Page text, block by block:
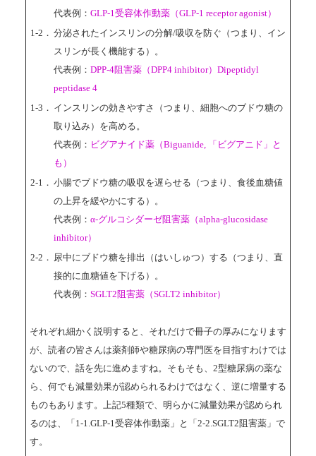
代表例： GLP-1受容体作動薬（GLP-1 receptor agonist）
1-2． 分泌されたインスリンの分解/吸収を防ぐ（つまり、イン
スリンが長く機能する）。
代表例： DPP-4阻害薬（DPP4 inhibitor）Dipeptidyl
peptidase 4
1-3． インスリンの効きやすさ（つまり、細胞へのブドウ糖の
取り込み）を高める。
代表例： ビグアナイド薬（Biguanide, 「ビグアニド」と
も）
2-1． 小腸でブドウ糖の吸収を遅らせる（つまり、食後血糖値
の上昇を緩やかにする）。
代表例： α-グルコシダーゼ阻害薬（alpha-glucosidase
inhibitor）
2-2． 尿中にブドウ糖を排出（はいしゅつ）する（つまり、直
接的に血糖値を下げる）。
代表例： SGLT2阻害薬（SGLT2 inhibitor）
それぞれ細かく説明すると、それだけで冊子の厚みになります
が、読者の皆さんは薬剤師や糖尿病の専門医を目指すわけでは
ないので、話を先に進めますね。そもそも、2型糖尿病の薬な
ら、何でも減量効果が認められるわけではなく、逆に増量する
ものもあります。上記5種類で、明らかに減量効果が認められ
るのは、「1-1.GLP-1受容体作動薬」と「2-2.SGLT2阻害薬」で
す。